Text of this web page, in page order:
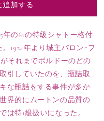
追加する
年の61の特級シャトー格付
1924年より城主バロン･フ
それまでボルドーのどの
引していたのを、瓶詰取
な瓶詰をする事件が多か
界的にムートンの品質の
は特1級扱いになった。